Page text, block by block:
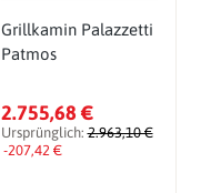
Grillkamin Palazzetti
Patmos
2.755,68 €
Ursprünglich:2.963,10 €
-207,42 €